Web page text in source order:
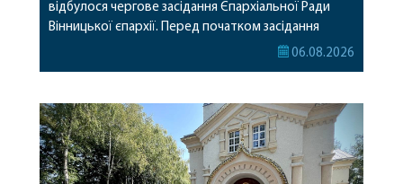
відбулося чергове засідання Єпархіальної Ради
Вінницької єпархії. Перед початком засідання
секретар Єпархіальної Ради від імені членів Ради
побажавши йому міцного здоров’я, Божої
допомоги, миру, духовної радості та
благословенних успіхів у подальшому
архіпастирському служінні. […]
06.08.2026